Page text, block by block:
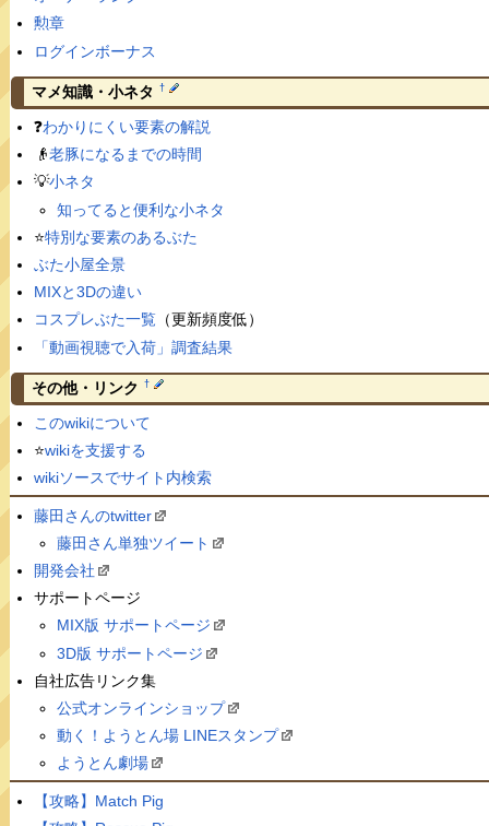
勲章
ログインボーナス
マメ知識・小ネタ †
❓わかりにくい要素の解説
👴老豚になるまでの時間
💡小ネタ
知ってると便利な小ネタ
⭐️特別な要素のあるぶた
ぶた小屋全景
MIXと3Dの違い
コスプレぶた一覧（更新頻度低）
「動画視聴で入荷」調査結果
その他・リンク †
このwikiについて
⭐️wikiを支援する
wikiソースでサイト内検索
藤田さんのtwitter
藤田さん単独ツイート
開発会社
サポートページ
MIX版 サポートページ
3D版 サポートページ
自社広告リンク集
公式オンラインショップ
動く！ようとん場 LINEスタンプ
ようとん劇場
【攻略】Match Pig